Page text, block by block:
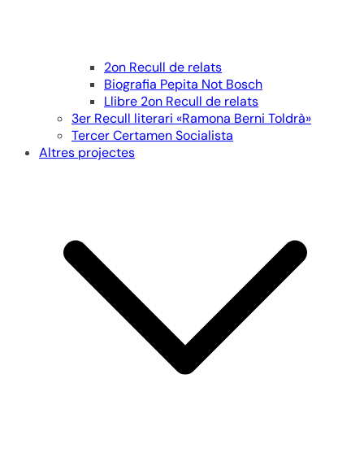
2on Recull de relats
Biografia Pepita Not Bosch
Llibre 2on Recull de relats
3er Recull literari «Ramona Berni Toldrà»
Tercer Certamen Socialista
Altres projectes